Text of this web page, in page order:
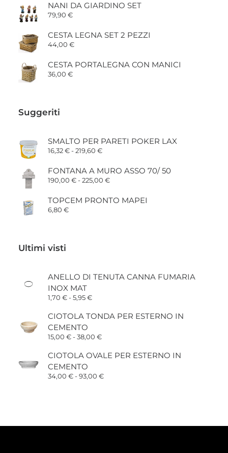
NANI DA GIARDINO SET
79,90 €
CESTA LEGNA SET 2 PEZZI
44,00 €
CESTA PORTALEGNA CON MANICI
36,00 €
Suggeriti
SMALTO PER PARETI POKER LAX
16,32€-219,60 €Fascia
da
16,32 €
219,60 €
FONTANA A MURO ASSO 70/ 50
190,00 €-225,00 €Fascia
da
TOPCEM PRONTO MAPEI
6,80 €
Ultimi visti
ANELLO DI TENUTA CANNA FUMARIA
INOX MAT
1,70 €-5,95€Fascia
prezzo:
da
a
CIOTOLA TONDA PER ESTERNO IN
CEMENTO
15,00 €-38,00 €Fascia
prezzo:
da
a
CIOTOLA OVALE PER ESTERNO IN
CEMENTO
34,00 €-93,00 €Fascia